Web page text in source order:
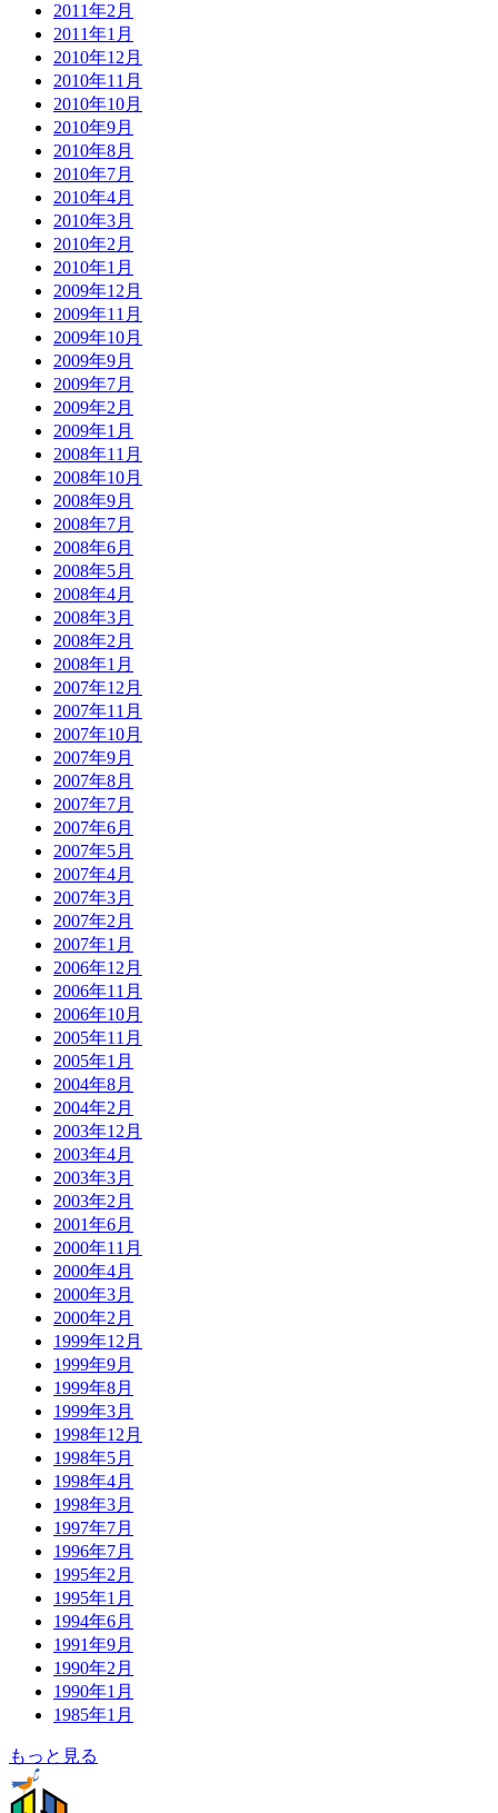
2011年2月
2011年1月
2010年12月
2010年11月
2010年10月
2010年9月
2010年8月
2010年7月
2010年4月
2010年3月
2010年2月
2010年1月
2009年12月
2009年11月
2009年10月
2009年9月
2009年7月
2009年2月
2009年1月
2008年11月
2008年10月
2008年9月
2008年7月
2008年6月
2008年5月
2008年4月
2008年3月
2008年2月
2008年1月
2007年12月
2007年11月
2007年10月
2007年9月
2007年8月
2007年7月
2007年6月
2007年5月
2007年4月
2007年3月
2007年2月
2007年1月
2006年12月
2006年11月
2006年10月
2005年11月
2005年1月
2004年8月
2004年2月
2003年12月
2003年4月
2003年3月
2003年2月
2001年6月
2000年11月
2000年4月
2000年3月
2000年2月
1999年12月
1999年9月
1999年8月
1999年3月
1998年12月
1998年5月
1998年4月
1998年3月
1997年7月
1996年7月
1995年2月
1995年1月
1994年6月
1991年9月
1990年2月
1990年1月
1985年1月
もっと見る